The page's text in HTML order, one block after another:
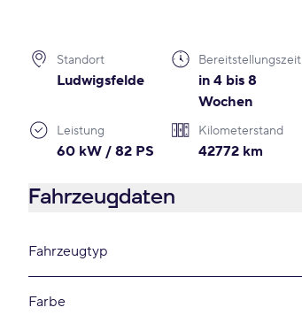
Standort
Ludwigsfelde
Bereitstellungszeit
in 4 bis 8
Wochen
Leistung
60 kW / 82 PS
Kilometerstand
42772 km
Fahrzeugdaten
Fahrzeugtyp
Farbe